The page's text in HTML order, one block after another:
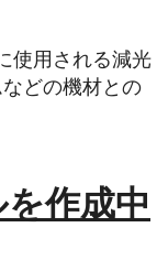
使用される減光
どの機材との
作成中